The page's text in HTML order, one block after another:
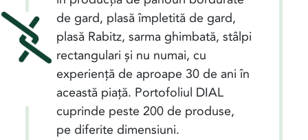
de gard, plasă împletită de gard,
plasă Rabitz, sarma ghimbată, stâlpi
rectangulari și nu numai, cu
experiență de aproape 30 de ani în
această piață. Portofoliul DIAL
cuprinde peste 200 de produse,
pe diferite dimensiuni.